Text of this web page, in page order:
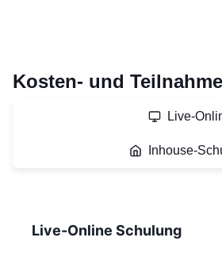
Kosten- und
Live-
Inhouse-
Live-Online Schulung